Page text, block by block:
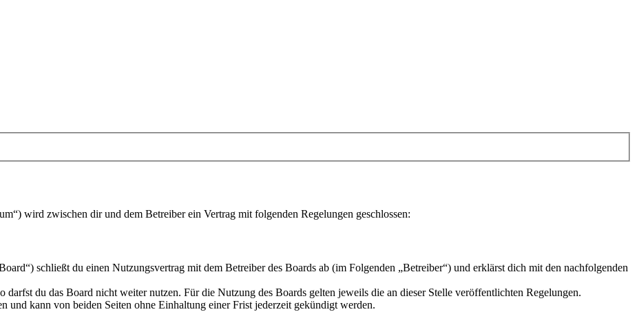
wird zwischen dir und dem Betreiber ein Vertrag mit folgenden Regelungen geschlossen:
schließt du einen Nutzungsvertrag mit dem Betreiber des Boards ab (im Folgenden „Betreiber“) und erklärst dich mit den nachfolgenden
darfst du das Board nicht weiter nutzen. Für die Nutzung des Boards gelten jeweils die an dieser Stelle veröffentlichten Regelungen.
und kann von beiden Seiten ohne Einhaltung einer Frist jederzeit gekündigt werden.